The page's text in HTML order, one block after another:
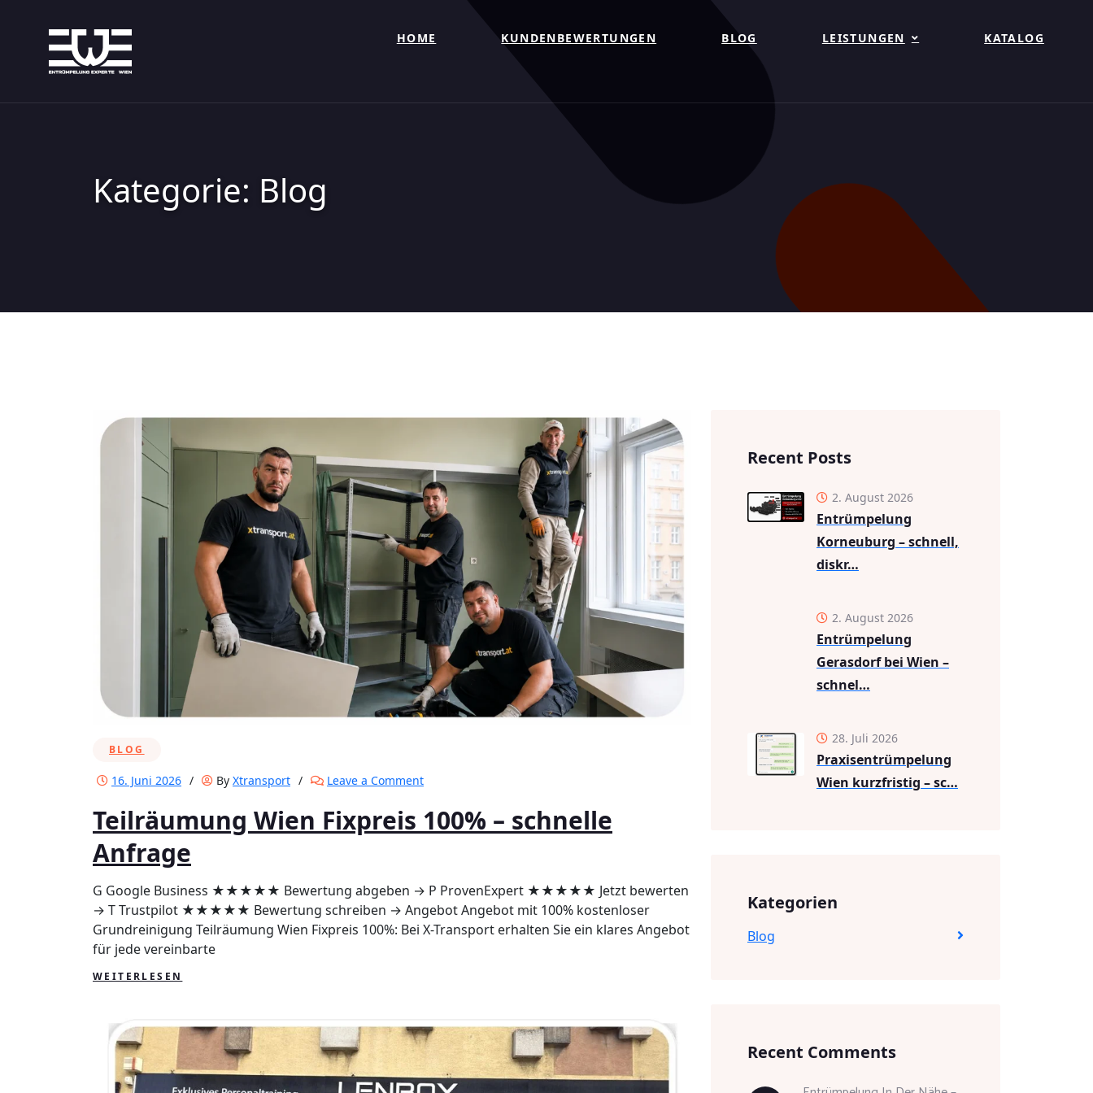
HOME KUNDENBEWERTUNGEN BLOG LEISTUNGEN KATALOG
Kategorie: Blog
BLOG
16. Juni 2026 / By Xtransport / Leave a Commenton
Wien
Fixpreis
Anfrage
Teilräumung Wien Fixpreis 100% – schnelle
Anfrage
G Google Business ★★★★★ Bewertung abgeben → P ProvenExpert ★★★★★ Jetzt bewerten
→ T Trustpilot ★★★★★ Bewertung schreiben → Angebot Angebot mit 100% kostenloser
Grundreinigung Teilräumung Wien Fixpreis 100%: Bei X-Transport erhalten Sie ein klares Angebot
für jede vereinbarte
WEITERLESEN
Recent Posts
Entrümpelung
Korneuburg – schnell,
diskr…
2. August 2026
Entrümpelung
Gerasdorf bei Wien –
schnel…
2. August 2026
Praxisentrümpelung
Wien kurzfristig – sc…
28. Juli 2026
Kategorien
Blog
Recent Comments